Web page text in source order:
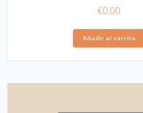
€0,00
Añadir al carrito